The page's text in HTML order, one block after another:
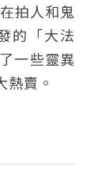
拍人和鬼
的「大法
一些靈異
賣。